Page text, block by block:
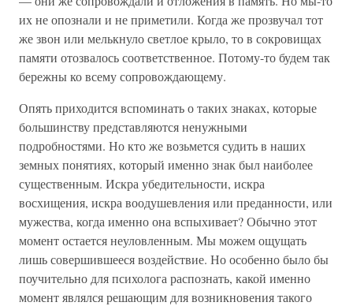
их не опознали и не приметили. Когда же прозвучал тот
же звон или мелькнуло светлое крыло, то в сокровищах
памяти отозвалось соответственное. Потому-то будем так
бережны ко всему сопровождающему.
Опять приходится вспоминать о таких знаках, которые
большинству представляются ненужными
подробностями. Но кто же возьмется судить в наших
земных понятиях, который именно знак был наиболее
существенным. Искра убедительности, искра
восхищения, искра воодушевления или преданности, или
мужества, когда именно она вспыхивает? Обычно этот
момент остается неуловленным. Мы можем ощущать
лишь совершившееся воздействие. Но особенно было бы
поучительно для психолога распознать, какой именно
момент являлся решающим для возникновения такого